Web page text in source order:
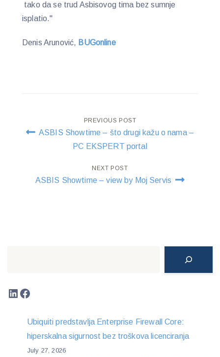
tako da se trud Asbisovog tima bez sumnje
isplatio."
Denis Arunović, BUGonline
Post
navigation
PREVIOUS POST
ASBIS Showtime – što drugi kažu o nama –
PC EKSPERT portal
NEXT POST
ASBIS Showtime – view by Moj Servis
LinkedIn
Facebook
Ubiquiti predstavlja Enterprise Firewall Core:
hiperskalna sigurnost bez troškova licenciranja
July 27, 2026